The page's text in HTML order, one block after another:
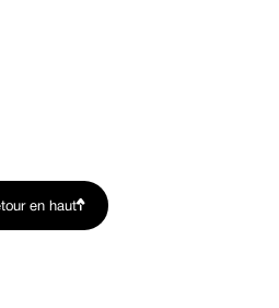
en haut